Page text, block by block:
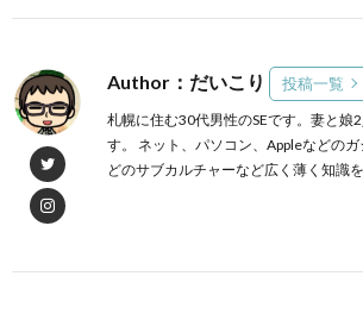
Author：だいこり 投稿一覧
札幌に住む30代男性のSEです。妻と娘
す。 ネット、パソコン、Appleなどの
どのサブカルチャーなど広く薄く知識